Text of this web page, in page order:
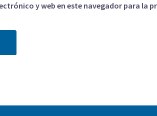
y web en este navegador para la